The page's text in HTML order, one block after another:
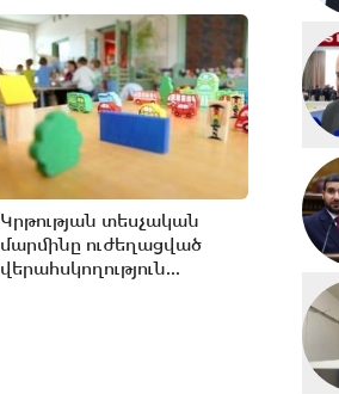
Կրթության տեսչական
մարմինը ուժեղացված
վերահսկողություն...